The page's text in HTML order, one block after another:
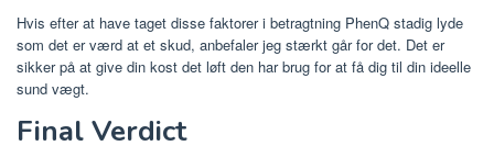
Hvis efter at have taget disse faktorer i betragtning PhenQ stadig lyde
som det er værd at et skud, anbefaler jeg stærkt går for det. Det er
sikker på at give din kost det løft den har brug for at få dig til din ideelle
sund vægt.
Final Verdict